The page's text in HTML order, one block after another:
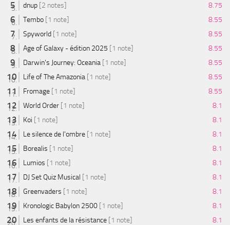
dnup [2 notes]
8.75
Tembo [1 note]
8.55
Spyworld [1 note]
8.55
Age of Galaxy - édition 2025 [1 note]
8.55
Darwin's Journey: Oceania [1 note]
8.55
Life of The Amazonia [1 note]
8.55
Fromage [1 note]
8.55
World Order [1 note]
8.1
Koi [1 note]
8.1
Le silence de l'ombre [1 note]
8.1
Borealis [1 note]
8.1
Lumios [1 note]
8.1
DJ Set Quiz Musical [1 note]
8.1
Greenvaders [1 note]
8.1
Kronologic Babylon 2500 [1 note]
8.1
Les enfants de la résistance [1 note] 8.1